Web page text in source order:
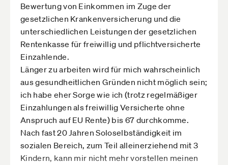
Bewertung von Einkommen im Zuge der
gesetzlichen Krankenversicherung und die
unterschiedlichen Leistungen der gesetzlichen
Rentenkasse für freiwillig und pflichtversicherte
Einzahlende.
Länger zu arbeiten wird für mich wahrscheinlich
aus gesundheitlichen Gründen nicht möglich sein;
ich habe eher Sorge wie ich (trotz regelmäßiger
Einzahlungen als freiwillig Versicherte ohne
Anspruch auf EU Rente) bis 67 durchkomme.
Nach fast 20 Jahren Soloselbständigkeit im
sozialen Bereich, zum Teil alleinerziehend mit 3
Kindern, kann mir nicht mehr vorstellen meinen